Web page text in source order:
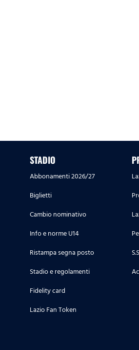
STADIO
Abbonamenti 2026/27
Biglietti
Cambio nominativo
Info e norme U14
Ristampa segna posto
Stadio e regolamenti
Fidelity card
Lazio Fan Token